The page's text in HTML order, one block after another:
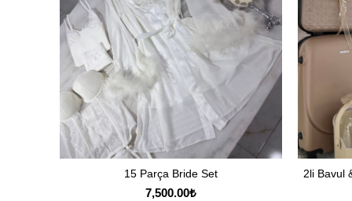
SEÇENEKLER
3lü Süslü Hurç Bohça
2,000.00